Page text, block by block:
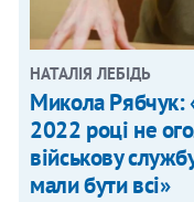
НАТАЛІЯ ЛЕБІДЬ
Микола Рябчук:
2022 році не
військову
мали бути всі»